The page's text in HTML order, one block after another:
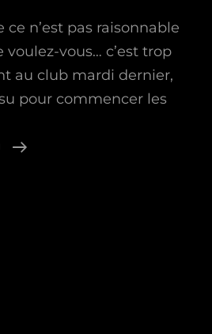
ce n’est pas raisonnable
vous… c’est trop
au club mardi dernier,
pour commencer les
Deux